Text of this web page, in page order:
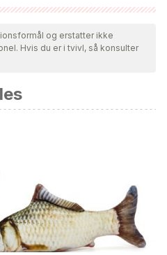
gennemgået af vores team
aktualitet og validitet.
betragtet som pålidelig og af
S., Oh, S. Y., Cho, D. Y., Shin, N.
transmissible venereal
transmissible cancers in
Oncogene
cancer: Lessons from the devil
og erstatter ikke
Hvis du er i tvivl, så konsulter